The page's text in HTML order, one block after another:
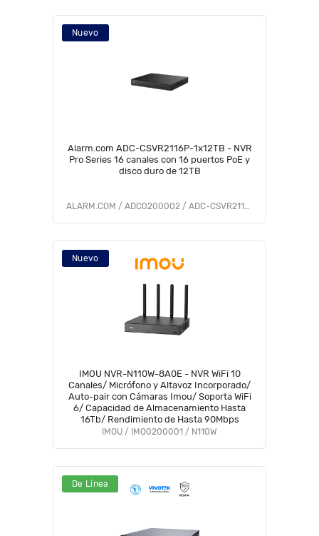
Nuevo
Alarm.com ADC-CSVR2116P-1x12TB - NVR
Pro Series 16 canales con 16 puertos PoE y
disco duro de 12TB
ALARM.COM / ADC0200002 / ADC-CSVR2116P-1x12TB
Nuevo
IMOU NVR-N110W-8A0E - NVR WiFi 10
Canales/ Micrófono y Altavoz Incorporado/
Auto-pair con Cámaras Imou/ Soporta WiFi
6/ Capacidad de Almacenamiento Hasta
16Tb/ Rendimiento de Hasta 90Mbps
IMOU / IMO0200001 / N110W
De Línea